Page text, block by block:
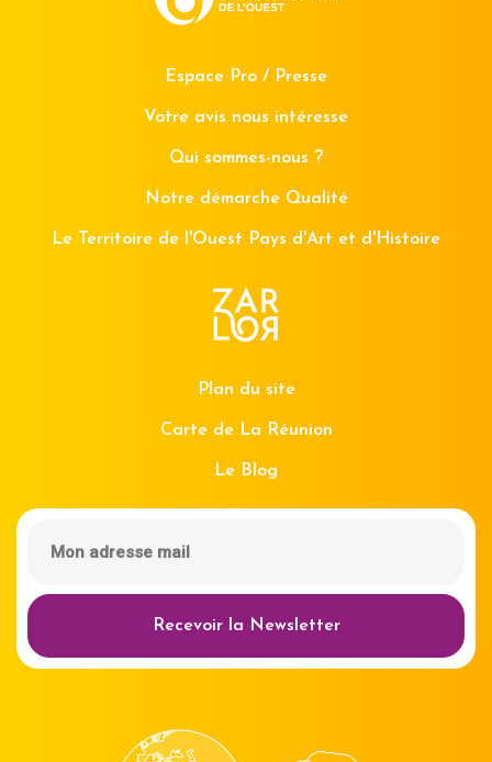
Espace Pro / Presse
Votre avis nous intéresse
Qui sommes-nous ?
Notre démarche Qualité
Le Territoire de l'Ouest Pays d'Art et d'Histoire
Plan du site
Carte de La Réunion
Le Blog
Recevoir la Newsletter